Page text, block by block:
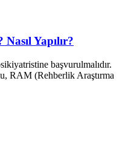
Yapılır?
başvurulmalıdır.
RAM (Rehberlik Araştırma